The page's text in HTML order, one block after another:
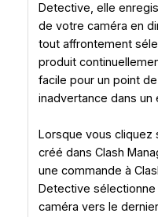
Detective, elle
de votre caméra en
tout affrontement
produit
facile pour un point
inadvertance dans
Lorsque vous
créé dans Clash
une commande à
Detective
caméra vers le